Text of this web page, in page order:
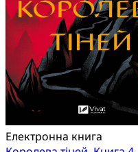
Електронна книга